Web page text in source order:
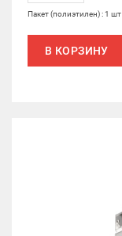
Пакет (полиэтилен) : 1 шт
В КОРЗИНУ